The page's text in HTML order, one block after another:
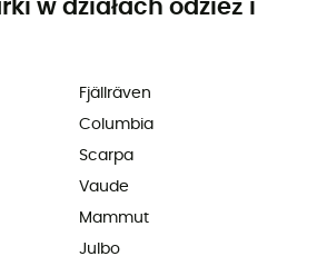
w działach odzież i
Fjällräven
Columbia
Scarpa
Vaude
Mammut
Julbo